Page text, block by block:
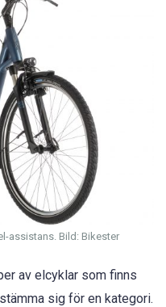
assistans. Bild: Bikester
av elcyklar som finns
sig för en kategori.